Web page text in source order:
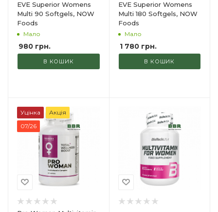
EVE Superior Womens
Multi 90 Softgels, NOW
Foods
Мало
980 грн.
В КОШИК
EVE Superior Womens
Multi 180 Softgels, NOW
Foods
Мало
1 780грн.
В КОШИК
Уцінка
Акція
07/26